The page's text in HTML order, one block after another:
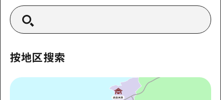
通过视频介绍广岛县的魅力！
灾难发生期间的交通信息
按地区搜索